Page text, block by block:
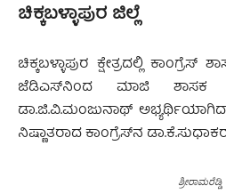
ಚಿಕ್ಕಬಳ್ಳಾಪುರ ಜಿಲ್ಲೆ
ಚಿಕ್ಕಬಳ್ಳಾಪುರ ಕ್ಷೇತ್ರದಲ್ಲಿ ಕಾಂಗ್ರೆಸ್
ಜೆಡಿಎಸ್‍ನಿಂದ ಮಾಜಿ ಶಾಸಕ
ಡಾ.ಜಿ.ವಿ.ಮಂಜುನಾಥ್
ನಿಷ್ಣಾತರಾದ ಕಾಂಗ್ರೆಸ್‍ನ
ಶ್ರೀರಾಮರೆಡ್ಡಿ